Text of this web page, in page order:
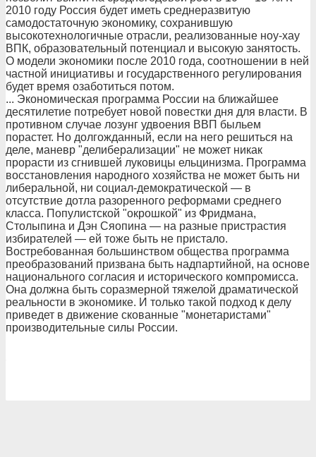
2010 году Россия будет иметь среднеразвитую
самодостаточную экономику, сохранившую
высокотехнологичные отрасли, реализованные ноу-хау
ВПК, образовательный потенциал и высокую занятость.
О модели экономики после 2010 года, соотношении в ней
частной инициативы и государственного регулирования
будет время озаботиться потом.
... Экономическая программа России на ближайшее
десятилетие потребует новой повестки дня для власти. В
противном случае лозунг удвоения ВВП быльем
порастет. Но долгожданный, если на него решиться на
деле, маневр "делиберализации" не может никак
прорасти из сгнившей луковицы ельцинизма. Программа
восстановления народного хозяйства не может быть ни
либеральной, ни социал-демократической — в
отсутствие дотла разоренного реформами среднего
класса. Популистской "окрошкой" из Фридмана,
Столыпина и Дэн Сяопина — на разные пристрастия
избирателей — ей тоже быть не пристало.
Востребованная большинством общества программа
преобразований призвана быть надпартийной, на основе
национального согласия и исторического компромисса.
Она должна быть соразмерной тяжелой драматической
реальности в экономике. И только такой подход к делу
приведет в движение скованные "монетаристами"
производительные силы России.